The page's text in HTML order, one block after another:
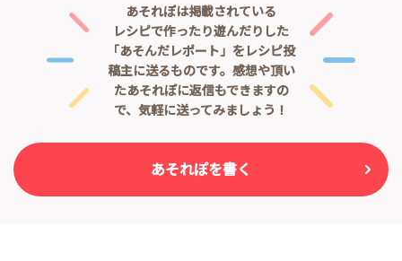
あそれぽは掲載されている
レシピで作ったり遊んだりした
「あそんだレポート」をレシピ投
稿主に送るものです。 感想や頂い
たあそれぽに返信もできますの
で、気軽に送ってみましょう！
あそれぽを書く